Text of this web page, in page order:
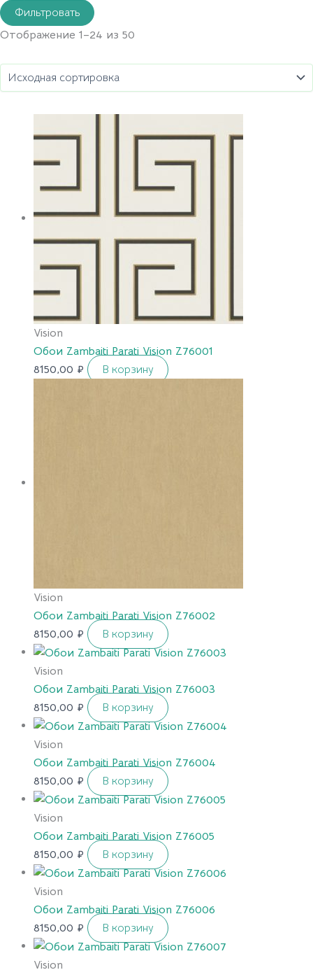
Фильтровать
Отображение 1–24 из 50
Vision
Обои Zambaiti Parati Vision Z76001
8150,00 ₽ В корзину
Vision
Обои Zambaiti Parati Vision Z76002
8150,00 ₽ В корзину
Vision
Обои Zambaiti Parati Vision Z76003
8150,00 ₽ В корзину
Vision
Обои Zambaiti Parati Vision Z76004
8150,00 ₽ В корзину
Vision
Обои Zambaiti Parati Vision Z76005
8150,00 ₽ В корзину
Vision
Обои Zambaiti Parati Vision Z76006
8150,00 ₽ В корзину
Vision